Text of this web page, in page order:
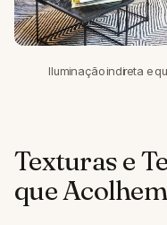
Iluminação indireta e
Texturas e
que Acolhem